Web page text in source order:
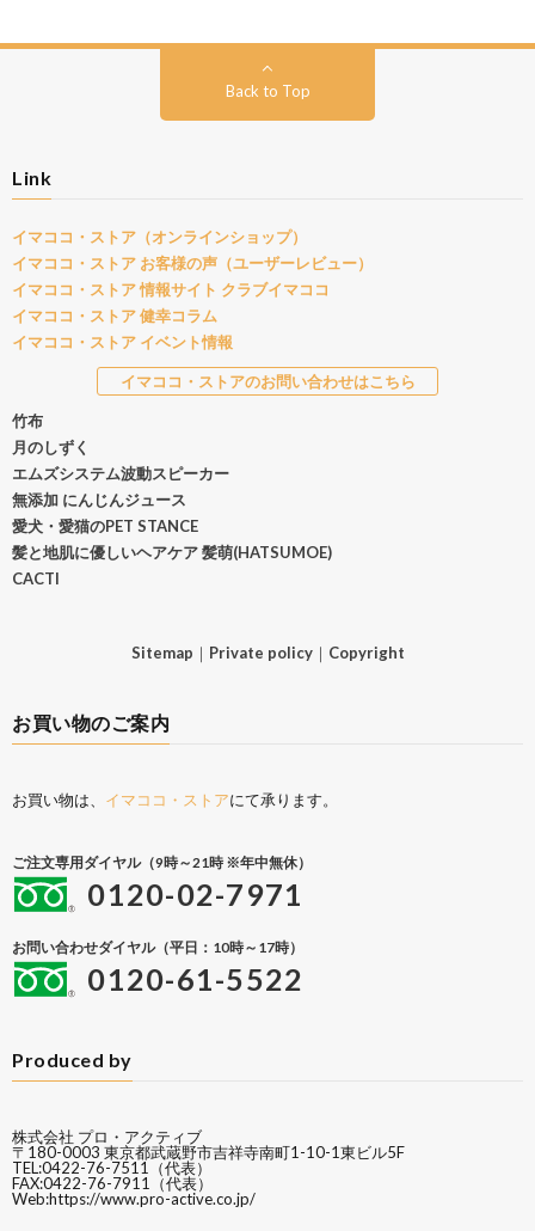
Back to Top
Link
イマココ・ストア（オンラインショップ）
イマココ・ストア お客様の声（ユーザーレビュー）
イマココ・ストア 情報サイト クラブイマココ
イマココ・ストア 健幸コラム
イマココ・ストア イベント情報
イマココ・ストアのお問い合わせはこちら
竹布
月のしずく
エムズシステム波動スピーカー
無添加 にんじんジュース
愛犬・愛猫のPET STANCE
髪と地肌に優しいヘアケア 髪萌(HATSUMOE)
CACTI
Sitemap ｜ Private policy｜ Copyright
お買い物のご案内
お買い物は、 イマココ・ストアにて承ります。
ご注文専用ダイヤル（9時～21時 ※年中無休）
0120-02-7971
お問い合わせダイヤル（平日：10時～17時）
0120-61-5522
Produced by
株式会社 プロ・アクティブ
〒180-0003 東京都武蔵野市吉祥寺南町1-10-1東ビル5F
TEL:0422-76-7511（代表）
FAX:0422-76-7911（代表）
Web:https://www.pro-active.co.jp/